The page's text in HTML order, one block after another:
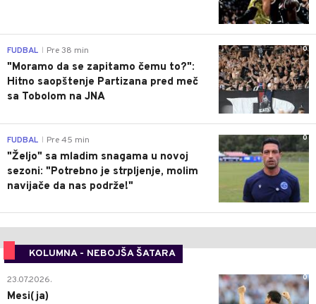
0
FUDBAL Pre 38 min
"Moramo da se zapitamo čemu to?":
Hitno saopštenje Partizana pred meč
sa Tobolom na JNA
0
FUDBAL Pre 45 min
"Željo" sa mladim snagama u novoj
sezoni: "Potrebno je strpljenje, molim
navijače da nas podrže!"
KOLUMNA - NEBOJŠA ŠATARA
0
23.07.2026.
Mesi(ja)